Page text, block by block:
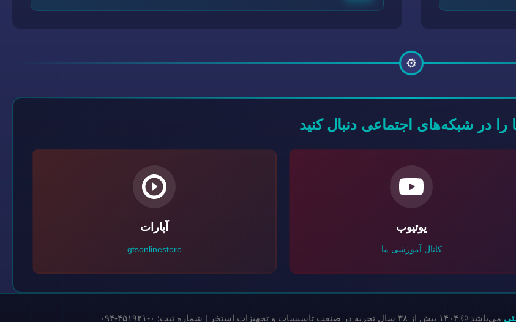
⚙️
را در شبکه‌های اجتماعی دنبال کنید
یوتیوب
کانال آموزشی ما
آپارات
gtsonlinestore
می‌باشد © ۱۴۰۴ بیش از ۳۸ سال تجربه در صنعت تاسیسات و تجهیزات استخر | شماره ثبت: ۰-۴۵۱۹۲۱-۰۹۴